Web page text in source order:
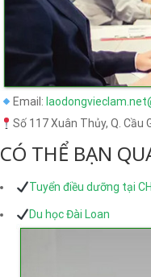
Email:
Số 117 Xuân Thủy, Q. Cầu
CÓ THỂ BẠN
Tuyển điều dưỡng tại
Du học Đài Loan